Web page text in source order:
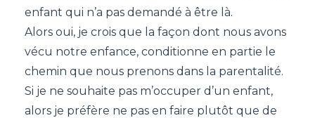
enfant qui n’a pas demandé à être là.
Alors oui, je crois que la façon dont nous avons
vécu notre enfance, conditionne en partie le
chemin que nous prenons dans la parentalité.
Si je ne souhaite pas m’occuper d’un enfant,
alors je préfère ne pas en faire plutôt que de